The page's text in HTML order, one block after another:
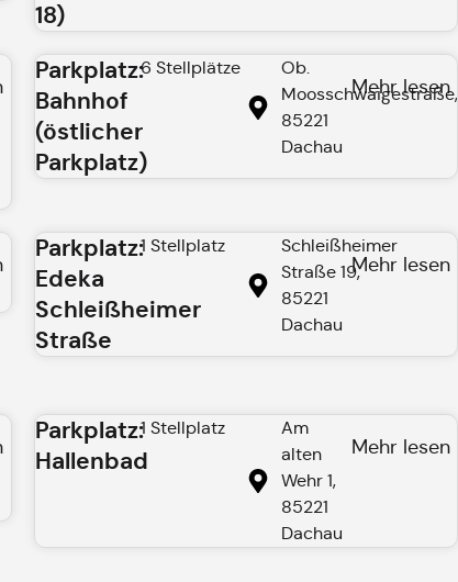
18)
Parkplatz:
Bahnhof
(östlicher
Parkplatz)
6 Stellplätze
Ob.
Moosschwaigestraße,
85221
Dachau
Mehr lesen
Parkplatz:
Edeka
Schleißheimer
Straße
1 Stellplatz
Schleißheimer
Straße 19,
85221
Dachau
Mehr lesen
Parkplatz:
Hallenbad
1 Stellplatz
Am
alten
Wehr 1,
85221
Dachau
Mehr lesen